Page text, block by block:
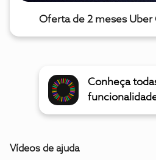
Oferta de 2 meses Uber
Conheça
Vídeos de ajuda